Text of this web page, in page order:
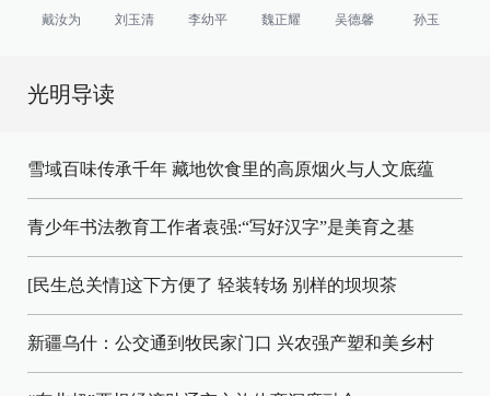
戴汝为
刘玉清 李幼平 魏正耀 吴德馨 孙玉
光明导读
雪域百味传承千年 藏地饮食里的高原烟火与人文底蕴
青少年书法教育工作者袁强:“写好汉字”是美育之基
[民生总关情]这下方便了 轻装转场 别样的坝坝茶
新疆乌什：公交通到牧民家门口 兴农强产塑和美乡村